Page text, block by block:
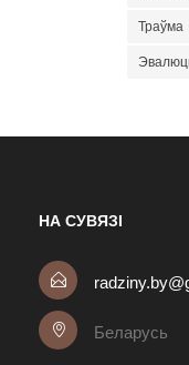
Траўма
НА СУВЯЗІ
Беларусь